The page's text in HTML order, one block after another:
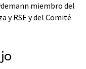
miembro del
y RSE y del Comité